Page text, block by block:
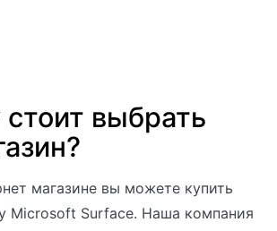
выбрать
магазине вы можете купить
Microsoft Surface. Наша компания